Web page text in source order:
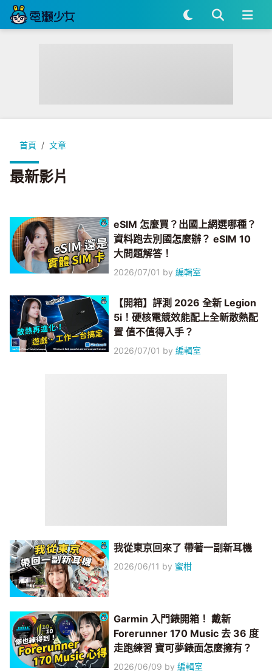
首頁 文章
最新影片
eSIM 怎麼買？出國上網選哪種？
資料跑去別國怎麼辦？ eSIM 10
大問題解答！
2026/07/01 by編輯室
【開箱】評測 2026 全新 Legion
5i！硬核電競效能配上全新散熱配
置 值不值得入手？
2026/07/01 by編輯室
我從東京回來了 帶著一副新耳機
2026/06/11 by 蜜柑
Garmin 入門錶開箱！ 戴新
Forerunner 170 Music 去 36 度
走跑練習 寶可夢錶面怎麼擁有？
2026/06/09 by編輯室